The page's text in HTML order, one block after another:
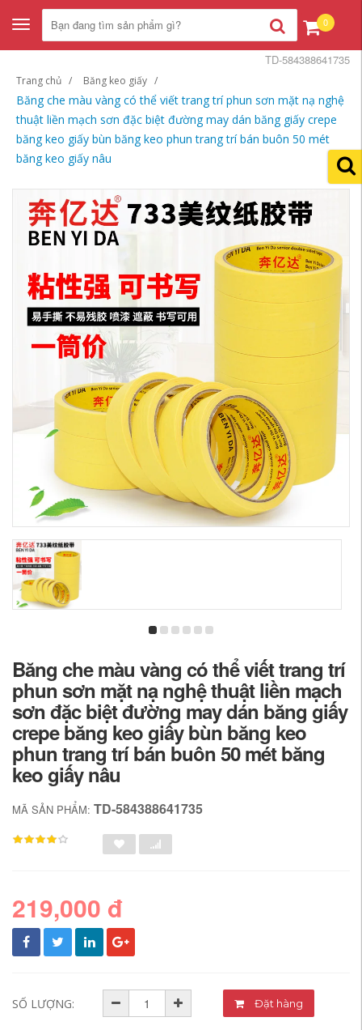
Toggle
navigation
0
Trang chủ Băng keo giấy
Băng che màu vàng có thể viết trang trí phun sơn mặt nạ nghệ
thuật liền mạch sơn đặc biệt đường may dán băng giấy crepe
băng keo giấy bùn băng keo phun trang trí bán buôn 50 mét
băng keo giấy nâu
TD-584388641735
Băng che màu vàng có thể viết trang trí
phun sơn mặt nạ nghệ thuật liền mạch
sơn đặc biệt đường may dán băng giấy
crepe băng keo giấy bùn băng keo
phun trang trí bán buôn 50 mét băng
keo giấy nâu
MÃ SẢN PHẨM: TD-584388641735
219,000 đ
SỐ LƯỢNG: Đặt hàng